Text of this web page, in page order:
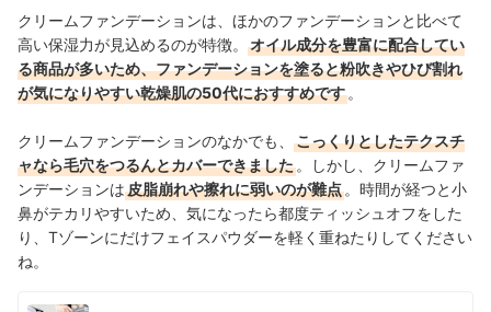
クリームファンデーションは、ほかのファンデーションと比べて
高い保湿力が見込めるのが特徴。
オイル成分を豊富に配合してい
る商品が多いため、ファンデーションを塗ると粉吹きやひび割れ
が気になりやすい乾燥肌の50代におすすめです 。
クリームファンデーションのなかでも、
こっくりとしたテクスチ
ャなら毛穴をつるんとカバーできました 。しかし、クリームファ
ンデーションは皮脂崩れや擦れに弱いのが難点 。時間が経つと小
鼻がテカリやすいため、気になったら都度ティッシュオフをした
り、Tゾーンにだけフェイスパウダーを軽く重ねたりしてください
ね。